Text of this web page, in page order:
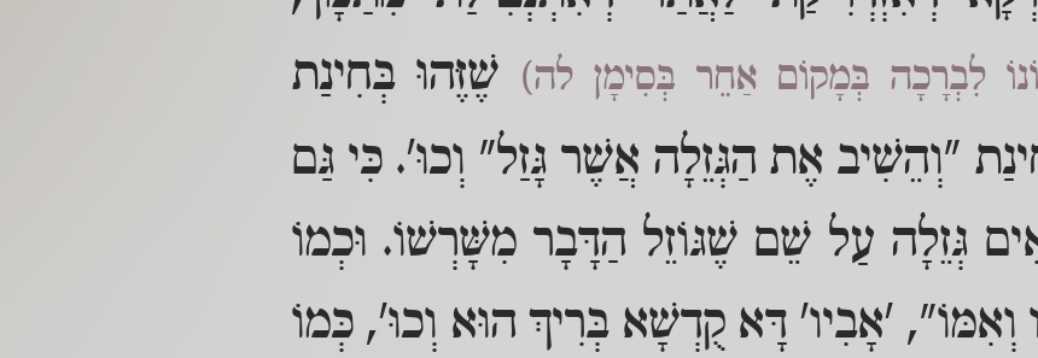
לִבְרָכָה בְּמָקוֹם אַחֵר בְּסִימָן לה) שֶׁזֶּהוּ בְּחִינַת
"וְהֵשִׁיב אֶת הַגְּזֵלָה אֲשֶׁר גָּזַל" וְכוּ'. כִּי גַּם
גְּזֵלָה עַל שֵׁם שֶׁגּוֹזֵל הַדָּבָר מִשָּׁרְשׁוֹ. וּכְמוֹ
וְאִמּוֹ", 'אָבִיו' דָּא קֻדְשָׁא בְּרִיךְ הוּא וְכוּ', כְּמוֹ